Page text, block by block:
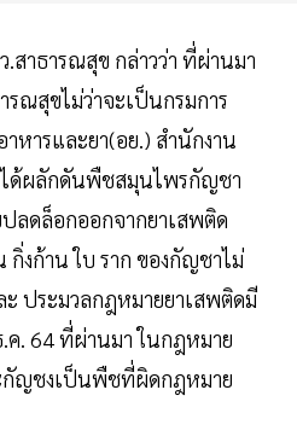
.สาธารณสุข กล่าวว่า ที่ผ่านมา
รณสุขไม่ว่าจะเป็นกรมการ
หารและยา(อย.) สำนักงาน
ได้ผลักดันพืชสมุนไพรกัญชา
ลดล็อกออกจากยาเสพติด
งก้าน ใบ ราก ของกัญชาไม่
ประมวลกฎหมายยาเสพติดมี
. 64 ที่ผ่านมา ในกฎหมาย
ญชงเป็นพืชที่ผิดกฎหมาย